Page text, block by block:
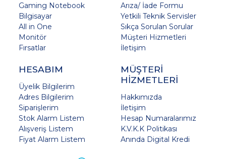
Gaming Notebook
Bilgisayar
All in One
Monitör
Fırsatlar
Arıza/ İade Formu
Yetkili Teknik Servisler
Sıkça Sorulan Sorular
Müşteri Hizmetleri
İletişim
HESABIM
Üyelik Bilgilerim
Adres Bilgilerim
Siparişlerim
Stok Alarm Listem
Alışveriş Listem
Fiyat Alarm Listem
MÜŞTERİ
HİZMETLERİ
Hakkımızda
İletişim
Hesap Numaralarımız
K.V.K.K Politikası
Anında Digital Kredi